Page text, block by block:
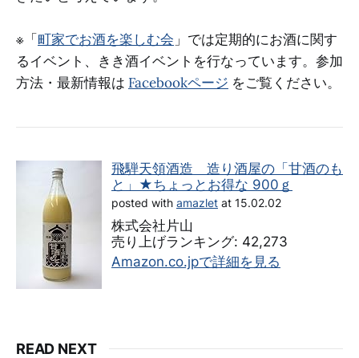
※「町家でお酒を楽しむ会 」では定期的にお酒に関す
るイベント、きき酒イベントを行なっています。参加
方法・最新情報は Facebookページ をご覧ください。
飛騨天領酒造 造り酒屋の「甘酒のも
と」★ちょっとお得な 900ｇ
posted with amazlet at 15.02.02
株式会社片山
売り上げランキング: 42,273
Amazon.co.jpで詳細を見る
READ NEXT